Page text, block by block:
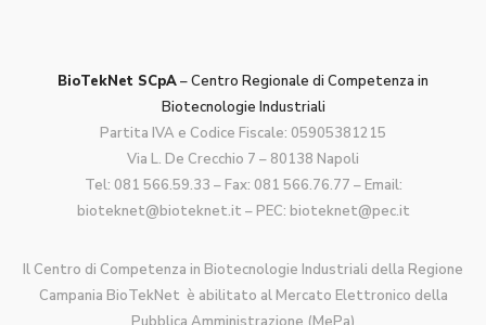
BioTekNet SCpA– Centro Regionale di Competenza in
Biotecnologie Industriali
Partita IVA e Codice Fiscale: 05905381215
Via L. De Crecchio 7 – 80138 Napoli
Tel: 081 566.59.33 – Fax: 081 566.76.77 – Email:
bioteknet@bioteknet.it – PEC: bioteknet@pec.it
Il Centro di Competenza in Biotecnologie Industriali della Regione
Campania BioTekNet è abilitato al Mercato Elettronico della